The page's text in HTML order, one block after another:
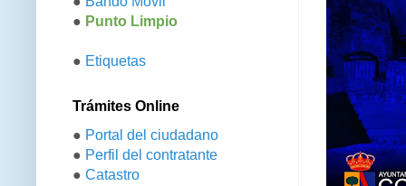
● Punto Limpio
● Etiquetas
Trámites Online
● Portal del ciudadano
● Perfil del contratante
● Catastro